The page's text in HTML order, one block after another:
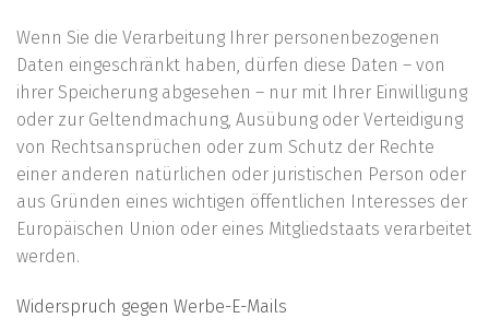
Wenn Sie die Verarbeitung Ihrer personenbezogenen
Daten eingeschränkt haben, dürfen diese Daten – von
ihrer Speicherung abgesehen – nur mit Ihrer Einwilligung
oder zur Geltendmachung, Ausübung oder Verteidigung
von Rechtsansprüchen oder zum Schutz der Rechte
einer anderen natürlichen oder juristischen Person oder
aus Gründen eines wichtigen öffentlichen Interesses der
Europäischen Union oder eines Mitgliedstaats verarbeitet
werden.
Widerspruch gegen Werbe-E-Mails